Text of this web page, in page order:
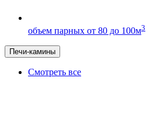
объем парных от 80 до 100м3
Печи-камины
Смотреть все